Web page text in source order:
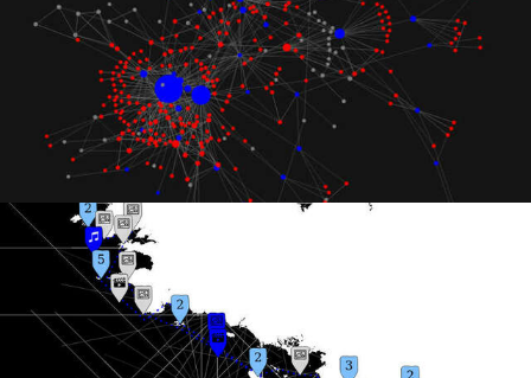
performancedataviz
Onirama